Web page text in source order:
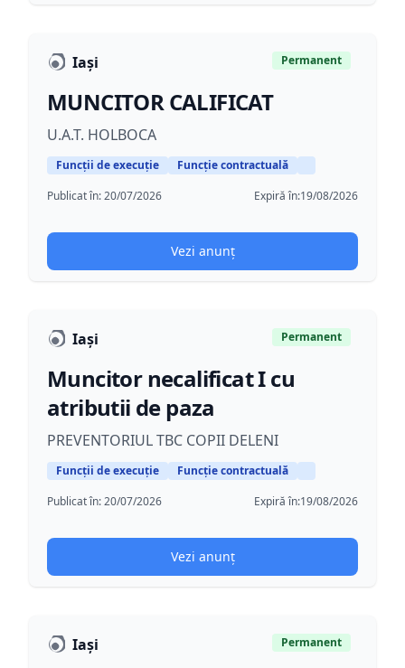
Iași Permanent
MUNCITOR CALIFICAT
U.A.T. HOLBOCA
Funcții de execuție
Funcție contractuală
Publicat în:20/07/2026 Expiră în:19/08/2026
Vezi anunț
Iași Permanent
Muncitor necalificat I cu
atributii de paza
PREVENTORIUL TBC COPII DELENI
Funcții de execuție
Funcție contractuală
Publicat în:20/07/2026 Expiră în:19/08/2026
Vezi anunț
Iași Permanent